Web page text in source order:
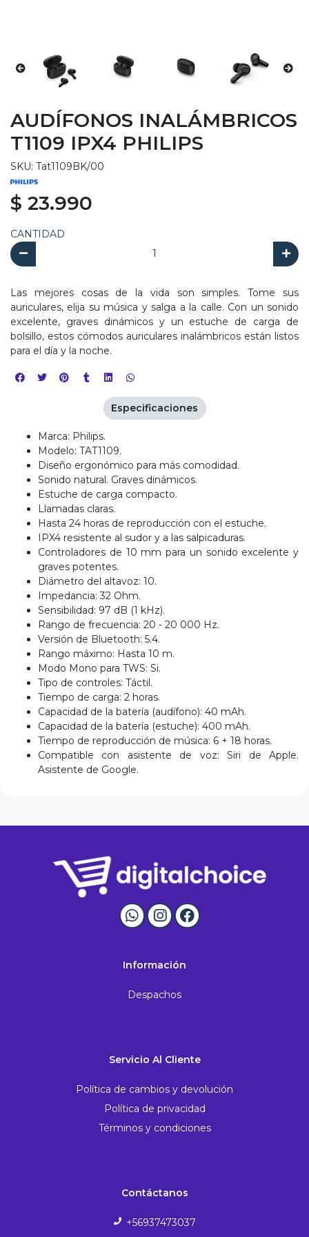
AUDÍFONOS INALÁMBRICOS
T1109 IPX4 PHILIPS
SKU: Tat1109BK/00
$ 23.990
CANTIDAD
Las mejores cosas de la vida son simples. Tome sus
auriculares, elija su música y salga a la calle. Con un sonido
excelente, graves dinámicos y un estuche de carga de
bolsillo, estos cómodos auriculares inalámbricos están listos
para el día y la noche.
Marca: Philips.
Modelo: TAT1109.
Diseño ergonómico para más comodidad.
Sonido natural. Graves dinámicos.
Estuche de carga compacto.
Llamadas claras.
Hasta 24 horas de reproducción con el estuche.
IPX4 resistente al sudor y a las salpicaduras.
Controladores de 10 mm para un sonido excelente y
graves potentes.
Diámetro del altavoz: 10.
Impedancia: 32 Ohm.
Sensibilidad: 97 dB (1 kHz).
Rango de frecuencia: 20 - 20 000 Hz.
Versión de Bluetooth: 5.4.
Rango máximo: Hasta 10 m.
Modo Mono para TWS: Si.
Tipo de controles: Táctil.
Tiempo de carga: 2 horas.
Capacidad de la batería (audífono): 40 mAh.
Capacidad de la batería (estuche): 400 mAh.
Tiempo de reproducción de música: 6 + 18 horas.
Compatible con asistente de voz: Siri de Apple.
Asistente de Google.
Especificaciones
Información
Despachos
Servicio Al Cliente
Política de cambios y devolución
Política de privacidad
Términos y condiciones
Contáctanos
+56937473037